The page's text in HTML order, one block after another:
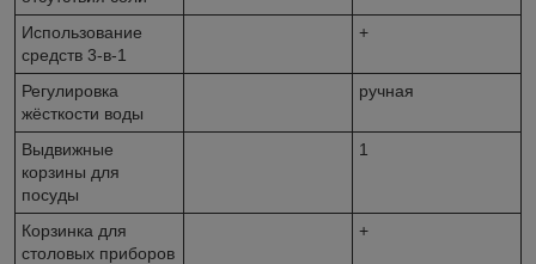
Использование
средств 3-в-1
+
Регулировка
жёсткости воды
ручная
Выдвижные
корзины для
посуды
1
Корзинка для
столовых приборов
+